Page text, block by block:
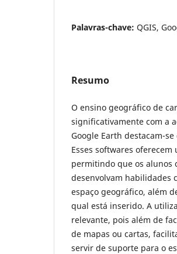
Palavras-chave: QGIS,
Resumo
O ensino geográfico de
significativamente com a
Google Earth destacam-
Esses softwares
permitindo que os alunos
desenvolvam habilidades
espaço geográfico, além
qual está inserido. A
relevante, pois além de
de mapas ou cartas,
servir de suporte para o